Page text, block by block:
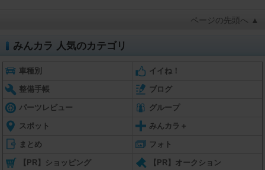
ページの先頭へ ▲
みんカラ 人気のカテゴリ
車種別 イイね！
整備手帳 ブログ
パーツレビュー グループ
スポット みんカラ＋
まとめ フォト
【PR】ショッピング 【PR】オークション